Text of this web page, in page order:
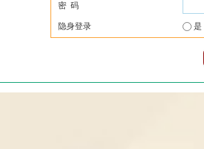
密 码
隐身登录